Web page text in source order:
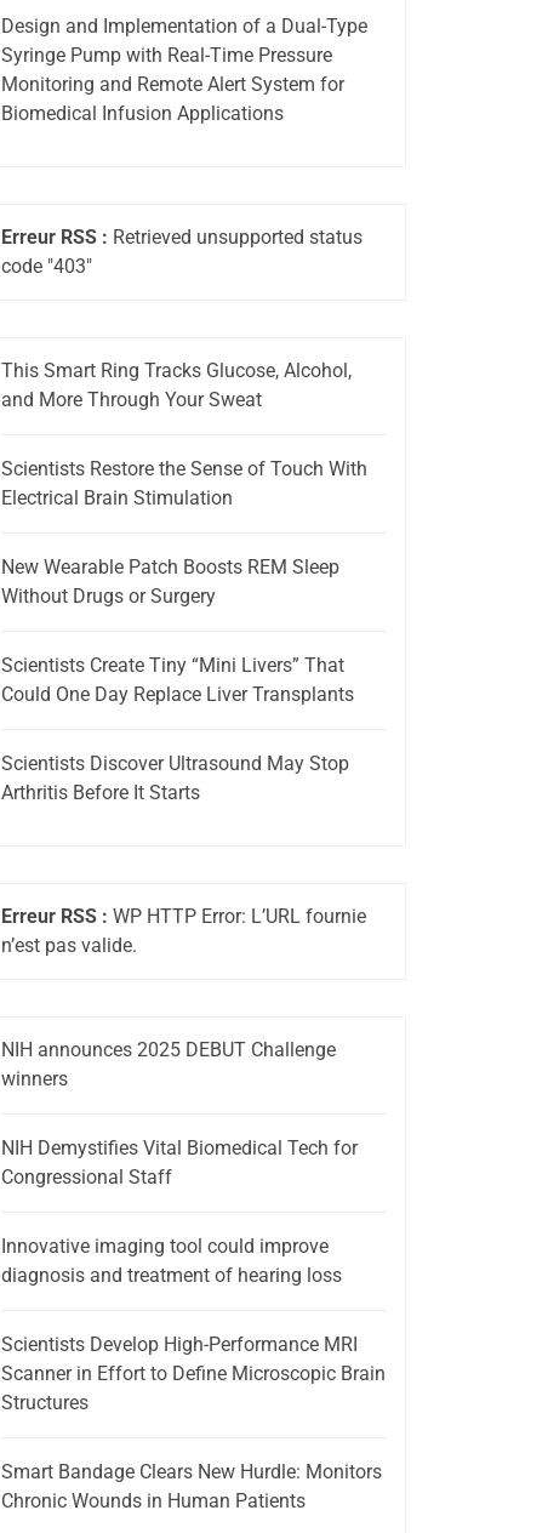
Design and Implementation of a Dual-Type
Syringe Pump with Real-Time Pressure
Monitoring and Remote Alert System for
Biomedical Infusion Applications
Erreur RSS : Retrieved unsupported status
code "403"
This Smart Ring Tracks Glucose, Alcohol,
and More Through Your Sweat
Scientists Restore the Sense of Touch With
Electrical Brain Stimulation
New Wearable Patch Boosts REM Sleep
Without Drugs or Surgery
Scientists Create Tiny “Mini Livers” That
Could One Day Replace Liver Transplants
Scientists Discover Ultrasound May Stop
Arthritis Before It Starts
Erreur RSS : WP HTTP Error: L’URL fournie
n’est pas valide.
NIH announces 2025 DEBUT Challenge
winners
NIH Demystifies Vital Biomedical Tech for
Congressional Staff
Innovative imaging tool could improve
diagnosis and treatment of hearing loss
Scientists Develop High-Performance MRI
Scanner in Effort to Define Microscopic Brain
Structures
Smart Bandage Clears New Hurdle: Monitors
Chronic Wounds in Human Patients